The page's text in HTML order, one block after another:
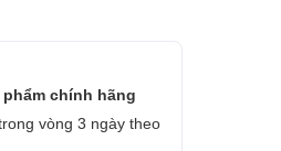
phẩm chính hãng
vòng 3 ngày theo